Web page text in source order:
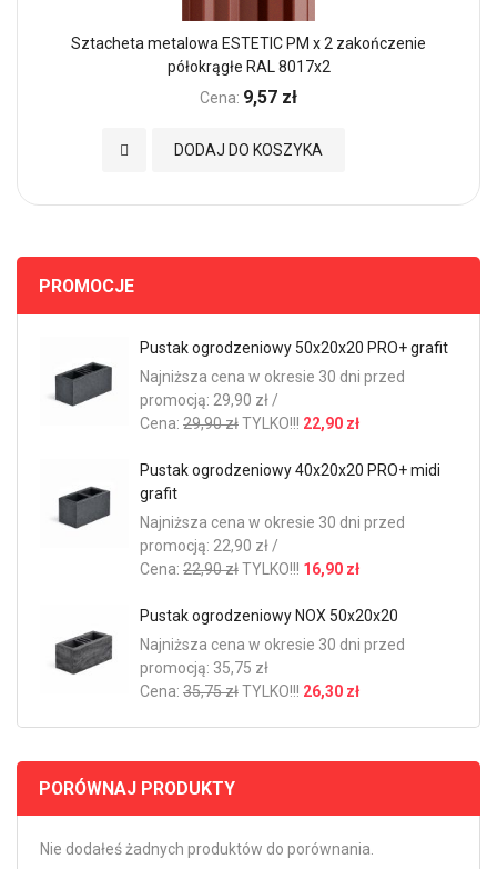
Sztacheta metalowa ESTETIC PM x 2 zakończenie
półokrągłe RAL 8017x2
Cena: 9,57 zł
DODAJ DO KOSZYKA
Dodaj do Ulubionych
PROMOCJE
Pustak ogrodzeniowy 50x20x20 PRO+ grafit
Najniższa cena w okresie 30 dni przed
promocją: 29,90 zł /
Cena: 29,90 złTYLKO!!! 22,90 zł
Pustak ogrodzeniowy 40x20x20 PRO+ midi
grafit
Najniższa cena w okresie 30 dni przed
promocją: 22,90 zł /
Cena: 22,90 złTYLKO!!! 16,90 zł
Pustak ogrodzeniowy NOX 50x20x20
Najniższa cena w okresie 30 dni przed
promocją: 35,75 zł
Cena: 35,75 złTYLKO!!! 26,30 zł
PORÓWNAJ PRODUKTY
Nie dodałeś żadnych produktów do porównania.